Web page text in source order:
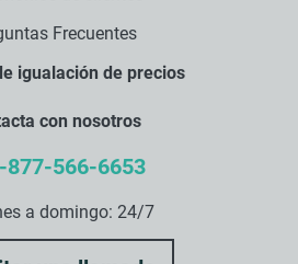
Frecuentes
igualación de precios
con nosotros
877-566-6653
a domingo: 24/7